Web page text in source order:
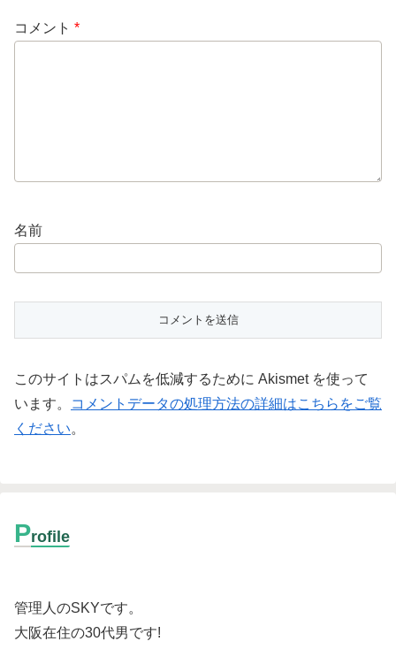
コメント *
名前
このサイトはスパムを低減するために Akismet を使って
います。
コメントデータの処理方法の詳細はこちらをご覧
ください。
Profile
管理人のSKYです。
大阪在住の30代男です!